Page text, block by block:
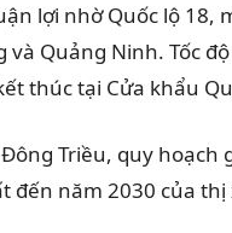
lợi nhờ Quốc lộ 18,
và Quảng Ninh. Tốc
thúc tại Cửa khẩu
Triều, quy
đến năm 2030 của